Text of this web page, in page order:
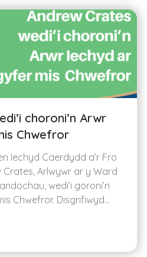
choroni’n Arwr
Chwefror
Iechyd Caerdydd a’r Fro
Arlwywr ar y Ward
wedi’i goroni’n
Chwefror. Disgrifiwyd...